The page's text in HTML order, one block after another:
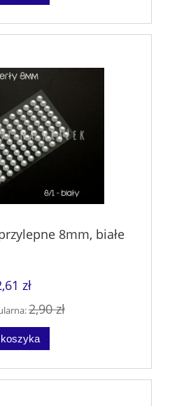
8mm, białe
zł
2,90 zł